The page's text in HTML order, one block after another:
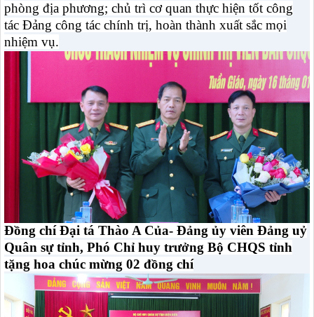
phòng địa phương; chủ trì cơ quan thực hiện tốt công
tác Đảng công tác chính trị, hoàn thành xuất sắc mọi
nhiệm vụ.
Đồng chí Đại tá Thào A Của- Đảng ủy viên Đảng uỷ
Quân sự tỉnh, Phó Chỉ huy trưởng Bộ CHQS tỉnh
tặng hoa chúc mừng 02 đồng chí